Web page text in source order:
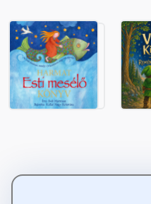
Marcipán királyfi
Fejezet hossza: 00:12:53
Mint a sót
Fejezet hossza: 00:09:48